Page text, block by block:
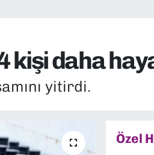
daha
yitirdi.
Özel